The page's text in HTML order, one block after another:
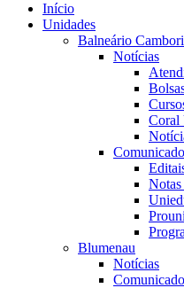
Início
Unidades
Balneário
Notícias
Coral
Blumenau
Notícias